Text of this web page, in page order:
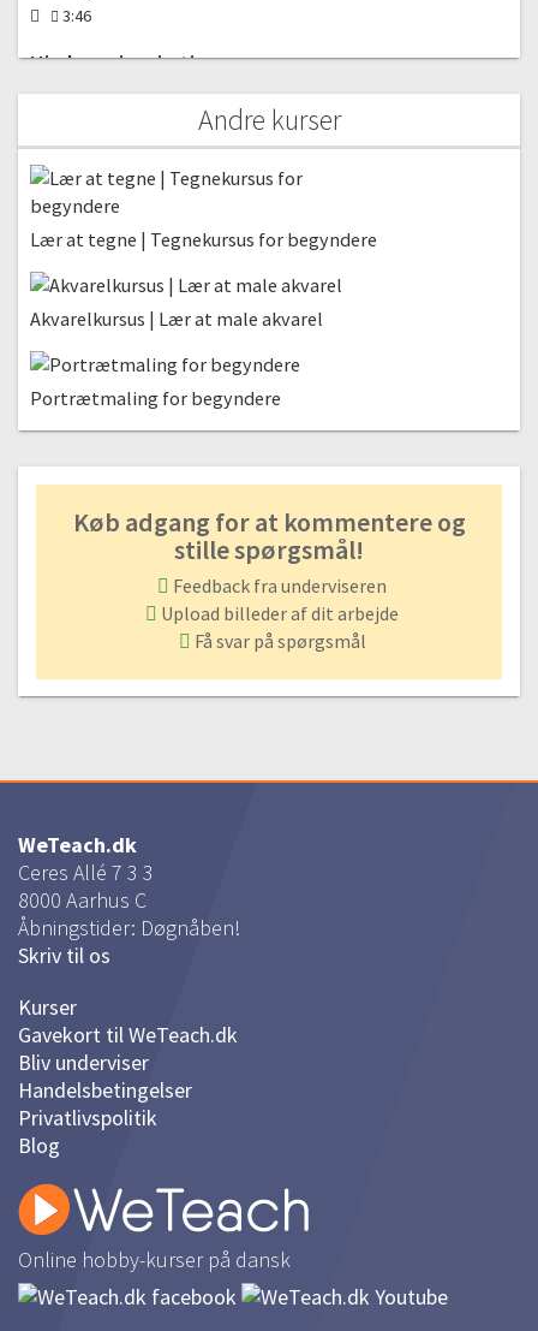
3:46
Hjælp og inspiration
#12 Slip fri af din maleblokering
#13 Er inspiration at låne eller at stjæle?
4:04
#14 Sådan bruger du lys og skygge bevidst i dit maleri
Mal dit første maleri
#15 Gennemgang og eksempel på ‘De 5 grundelementer’
31:12
#16 Proces | Farvenørderi
20:43
#18 Proces | Kontraster
#19 Proces | Kom videre
Andre kurser
Lær at tegne | Tegnekursus for begyndere
Akvarelkursus | Lær at male akvarel
Portrætmaling for begyndere
Køb adgang for at kommentere og
stille spørgsmål!
Feedback fra underviseren
Upload billeder af dit arbejde
Få svar på spørgsmål
WeTeach.dk
Ceres Allé 7 3 3
8000 Aarhus C
Åbningstider: Døgnåben!
Skriv til os
Kurser
Gavekort til WeTeach.dk
Bliv underviser
Handelsbetingelser
Privatlivspolitik
Blog
Online hobby-kurser på dansk